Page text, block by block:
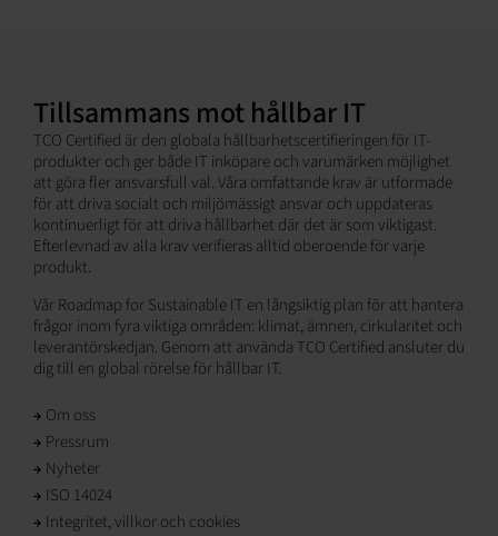
Tillsammans mot hållbar IT
TCO Certified är den globala hållbarhetscertifieringen för IT-
produkter och ger både IT inköpare och varumärken möjlighet
att göra fler ansvarsfull val. Våra omfattande krav är utformade
för att driva socialt och miljömässigt ansvar och uppdateras
kontinuerligt för att driva hållbarhet där det är som viktigast.
Efterlevnad av alla krav verifieras alltid oberoende för varje
produkt.
Vår Roadmap for Sustainable IT en långsiktig plan för att hantera
frågor inom fyra viktiga områden: klimat, ämnen, cirkularitet och
leverantörskedjan. Genom att använda TCO Certified ansluter du
dig till en global rörelse för hållbar IT.
Om oss
Pressrum
Nyheter
ISO 14024
Integritet, villkor och cookies